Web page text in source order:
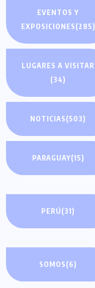
EVENTOS Y
EXPOSICIONES(285)
LUGARES A VISITAR
(34)
NOTICIAS(503)
PARAGUAY(15)
PERÚ(31)
SOMOS(6)